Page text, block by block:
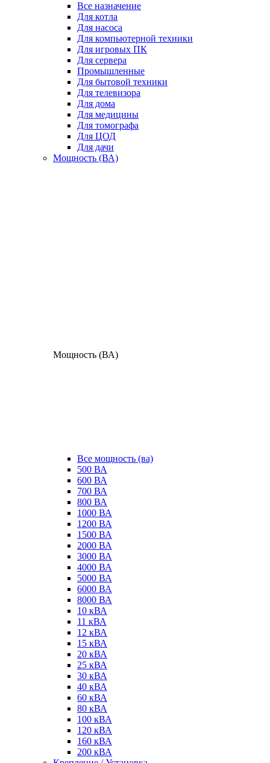
Все назначение
Для котла
Для насоса
Для компьютерной техники
Для игровых ПК
Для сервера
Промышленные
Для бытовой техники
Для телевизора
Для дома
Для медицины
Для томографа
Для ЦОД
Для дачи
Мощность (ВА)
Мощность (ВА)
Все мощность (ва)
500 ВА
600 ВА
700 ВА
800 ВА
1000 ВА
1200 ВА
1500 ВА
2000 ВА
3000 ВА
4000 ВА
5000 ВА
6000 ВА
8000 ВА
10 кВА
11 кВА
12 кВА
15 кВА
20 кВА
25 кВА
30 кВА
40 кВА
60 кВА
80 кВА
100 кВА
120 кВА
160 кВА
200 кВА